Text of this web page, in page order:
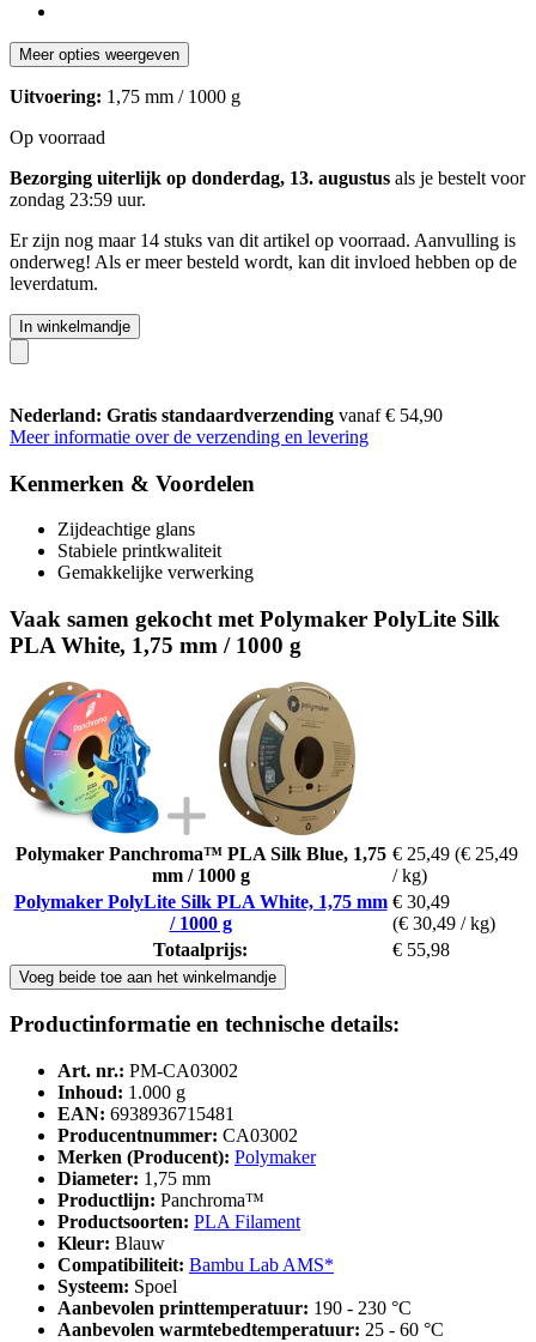
Meer opties weergeven
Uitvoering: 1,75 mm / 1000 g
Op voorraad
Bezorging uiterlijk op donderdag, 13. augustus als je bestelt voor
zondag 23:59 uur.
Er zijn nog maar 14 stuks van dit artikel op voorraad. Aanvulling is
onderweg! Als er meer besteld wordt, kan dit invloed hebben op de
leverdatum.
In winkelmandje
Nederland: Gratis standaardverzending vanaf € 54,90
Meer informatie over de verzending en levering
Kenmerken & Voordelen
Zijdeachtige glans
Stabiele printkwaliteit
Gemakkelijke verwerking
Vaak samen gekocht met Polymaker PolyLite Silk
PLA White, 1,75 mm / 1000 g
Polymaker Panchroma™ PLA Silk Blue, 1,75
mm / 1000 g
€ 25,49 (€ 25,49
/ kg)
Polymaker PolyLite Silk PLA White, 1,75 mm
/ 1000 g
€ 30,49
(€ 30,49 / kg)
Totaalprijs:
€ 55,98
Voeg beide toe aan het winkelmandje
Productinformatie en technische details:
Art. nr.: PM-CA03002
Inhoud: 1.000 g
EAN: 6938936715481
Producentnummer: CA03002
Merken (Producent): Polymaker
Diameter: 1,75 mm
Productlijn: Panchroma™
Productsoorten: PLA Filament
Kleur: Blauw
Compatibiliteit: Bambu Lab AMS*
Systeem: Spoel
Aanbevolen printtemperatuur: 190 - 230 °C
Aanbevolen warmtebedtemperatuur: 25 - 60 °C